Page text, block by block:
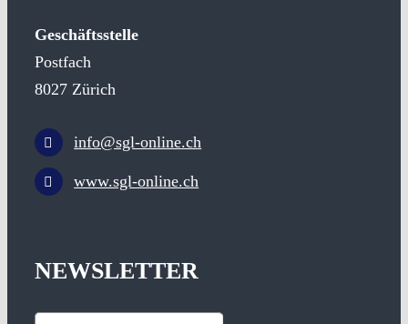
Geschäftsstelle
Postfach
8027 Zürich
info@sgl-online.ch
www.sgl-online.ch
NEWSLETTER